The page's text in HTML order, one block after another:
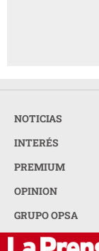
NOTICIAS
INTERÉS
PREMIUM
OPINION
GRUPO OPSA